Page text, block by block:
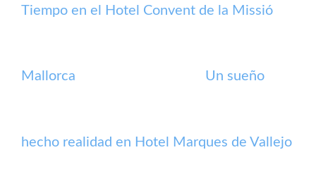
Tiempo en el Hotel Convent de la Missió
Mallorca Un sueño
hecho realidad en Hotel Marques de Vallejo